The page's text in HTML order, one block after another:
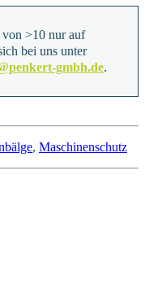
von >10 nur auf
bei uns unter
gmbh.de.
, Maschinenschutz